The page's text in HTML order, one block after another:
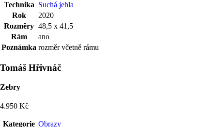
Technika Suchá jehla
Rok
2020
Rozměry 48,5 x 41,5
Rám
ano
Poznámka rozměr včetně rámu
Tomáš Hřivnáč
Zebry
4.950 Kč
Kategorie Obrazy